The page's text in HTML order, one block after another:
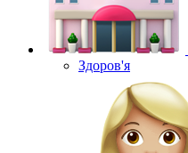
Здоров'я